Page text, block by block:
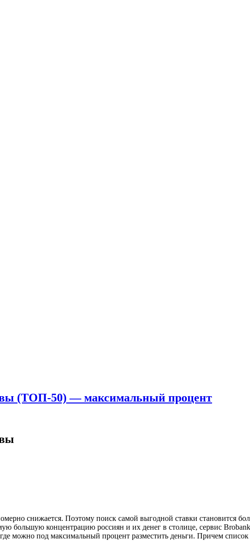
(ТОП-50) — максимальный процент
снижается. Поэтому поиск самой выгодной ставки становится
большую концентрацию россиян и их денег в столице, сервис
можно под максимальный процент разместить деньги. Причем